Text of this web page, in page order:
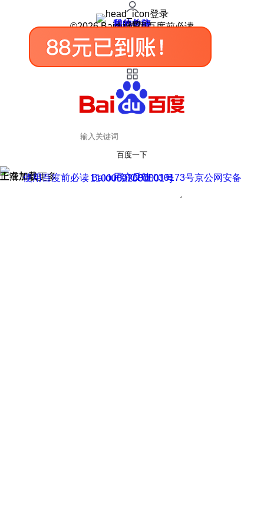
登录
我的关注
我的收藏
皮肤中心
用户反馈
设置
©2026 Baidu 使用百度前必读
百度一下
正在加载
上滑加载更多 用户反馈
使用百度前必读 Baidu 京ICP证030173号
京公网安备11000002000001号